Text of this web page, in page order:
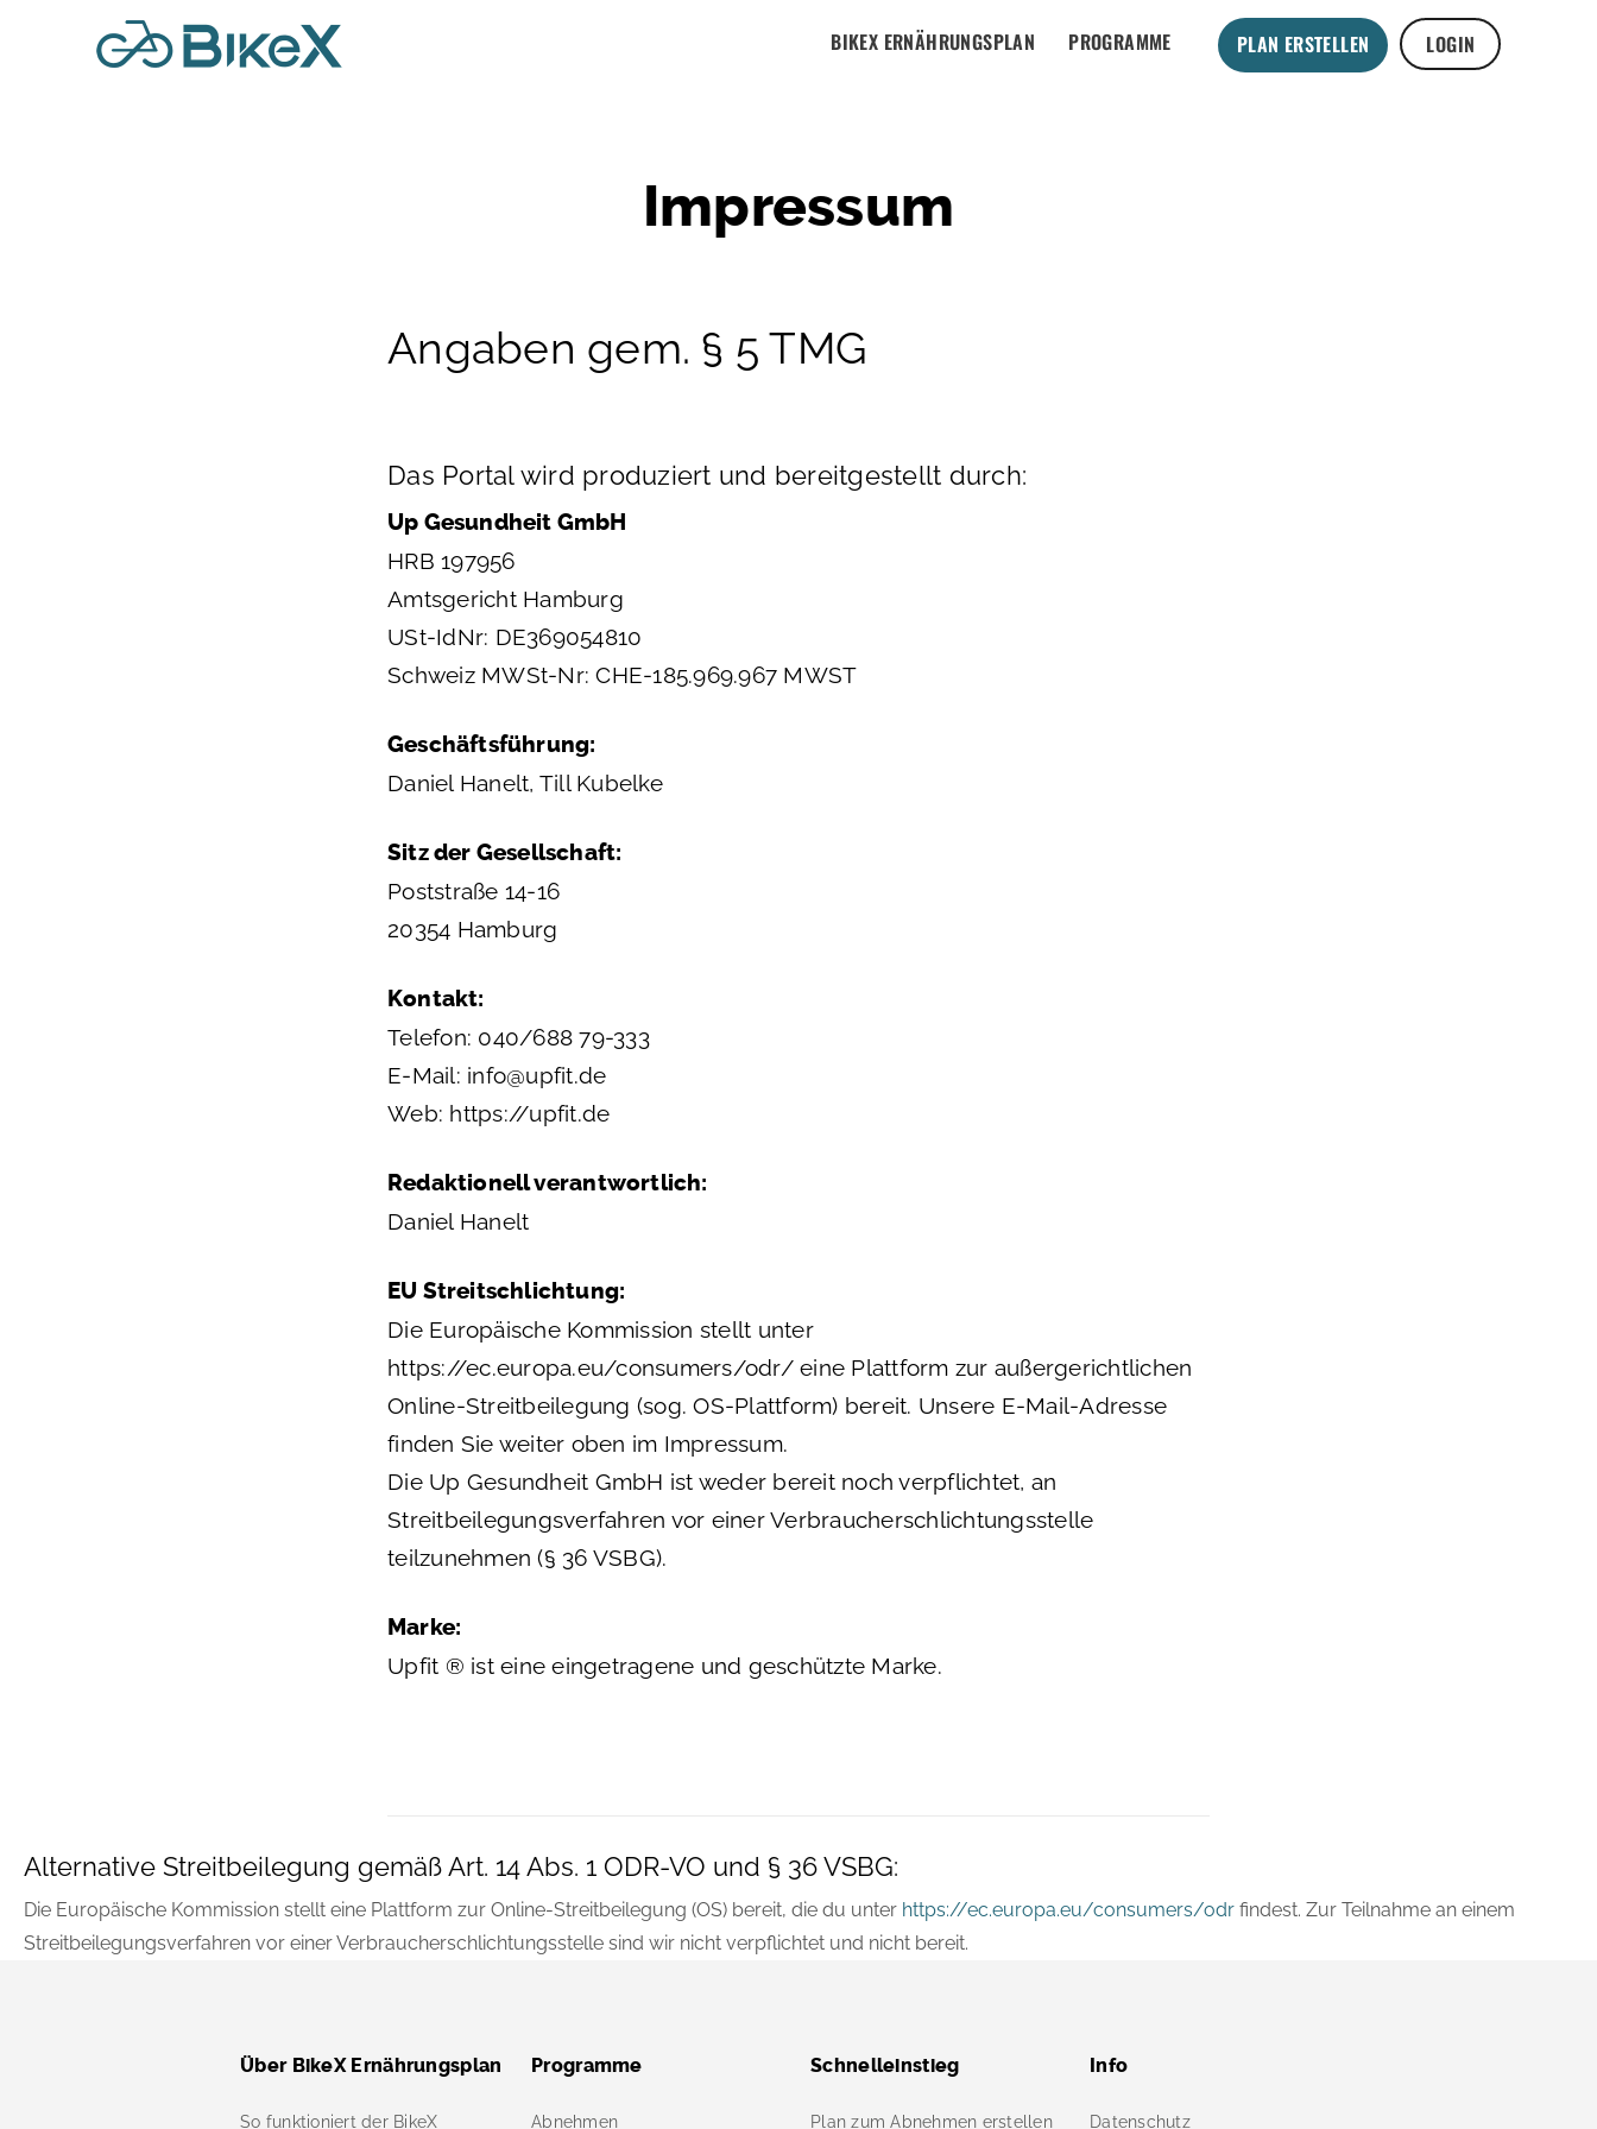
BIKEX ERNÄHRUNGSPLAN PROGRAMME PLAN ERSTELLEN LOGIN
Impressum
Angaben gem. § 5 TMG
Das Portal wird produziert und bereitgestellt durch:
Up Gesundheit GmbH
HRB 197956
Amtsgericht Hamburg
USt-IdNr: DE369054810
Schweiz MWSt-Nr: CHE-185.969.967 MWST
Geschäftsführung:
Daniel Hanelt, Till Kubelke
Sitz der Gesellschaft:
Poststraße 14-16
20354 Hamburg
Kontakt:
Telefon: 040/688 79-333
E-Mail: info@upfit.de
Web: https://upfit.de
Redaktionell verantwortlich:
Daniel Hanelt
EU Streitschlichtung:
Die Europäische Kommission stellt unter
https://ec.europa.eu/consumers/odr/eine Plattform zur außergerichtlichen
Online-Streitbeilegung (sog. OS-Plattform) bereit. Unsere E-Mail-Adresse
finden Sie weiter oben im Impressum.
Die Up Gesundheit GmbH ist weder bereit noch verpflichtet, an
Streitbeilegungsverfahren vor einer Verbraucherschlichtungsstelle
teilzunehmen (§ 36 VSBG).
Marke:
Upfit ® ist eine eingetragene und geschützte Marke.
Alternative Streitbeilegung gemäß Art. 14 Abs. 1 ODR-VO und § 36 VSBG:
Die Europäische Kommission stellt eine Plattform zur Online-Streitbeilegung (OS) bereit, die du unter https://ec.europa.eu/consumers/odr findest. Zur Teilnahme an einem
Streitbeilegungsverfahren vor einer Verbraucherschlichtungsstelle sind wir nicht verpflichtet und nicht bereit.
Über BikeX Ernährungsplan
So funktioniert der BikeX
Programme
Abnehmen
Schnelleinstieg
Plan zum Abnehmen erstellen
Info
Datenschutz